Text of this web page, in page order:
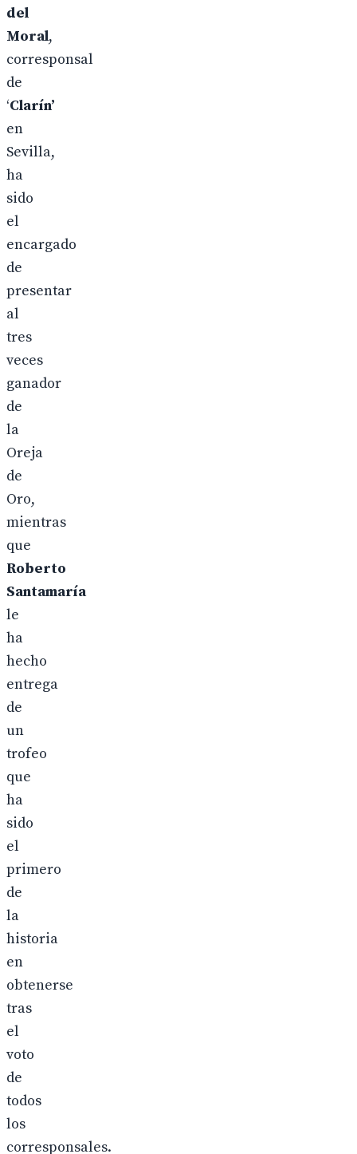
del
Moral,
corresponsal
de
‘Clarín’
en
Sevilla,
ha
sido
el
encargado
de
presentar
al
tres
veces
ganador
de
la
Oreja
de
Oro,
mientras
que
Roberto
Santamaría
le
ha
hecho
entrega
de
un
trofeo
que
ha
sido
el
primero
de
la
historia
en
obtenerse
tras
el
voto
de
todos
los
corresponsales.